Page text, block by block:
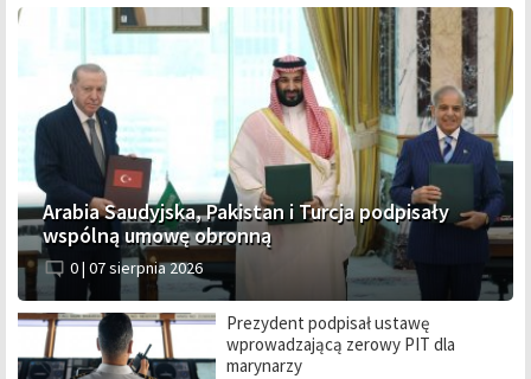
Arabia Saudyjska, Pakistan i Turcja podpisały
wspólną umowę obronną
0 | 07 sierpnia 2026
Prezydent podpisał ustawę
wprowadzającą zerowy PIT dla
marynarzy